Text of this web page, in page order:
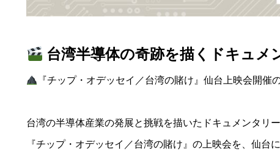
台湾半導体の奇跡を描くドキュメ
『チップ・オデッセイ／台湾の賭け』仙台上映会開催
台湾の半導体産業の発展と挑戦を描いたドキュメンタリ
『チップ・オデッセイ／台湾の賭け』の上映会を、仙台